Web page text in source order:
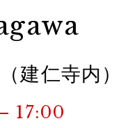
建仁寺内）
17:00